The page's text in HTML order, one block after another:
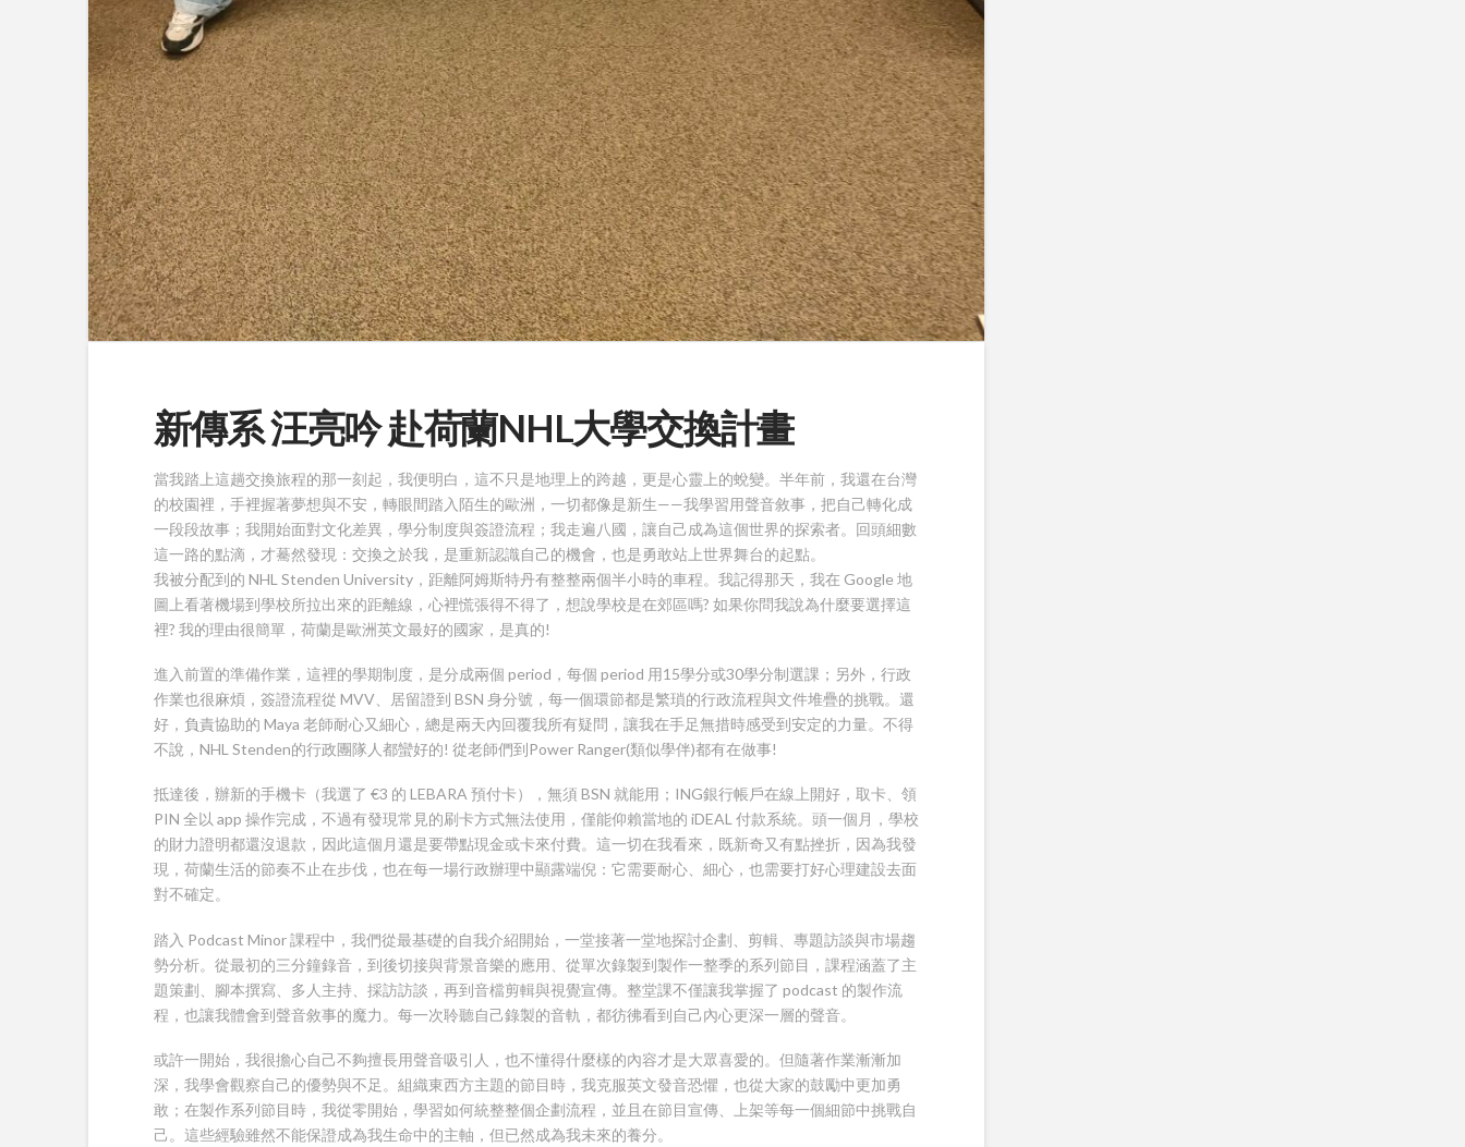
新傳系 汪亮吟 赴荷蘭NHL大學交換計畫
當我踏上這趟交換旅程的那一刻起，我便明白，這不只是地理上的跨越，更是心靈上的蛻變。半年前，我還在台灣
的校園裡，手裡握著夢想與不安，轉眼間踏入陌生的歐洲，一切都像是新生——我學習用聲音敘事，把自己轉化成
一段段故事；我開始面對文化差異，學分制度與簽證流程；我走遍八國，讓自己成為這個世界的探索者。回頭細數
這一路的點滴，才驀然發現：交換之於我，是重新認識自己的機會，也是勇敢站上世界舞台的起點。
我被分配到的 NHL Stenden University，距離阿姆斯特丹有整整兩個半小時的車程。我記得那天，我在 Google 地
圖上看著機場到學校所拉出來的距離線，心裡慌張得不得了，想說學校是在郊區嗎? 如果你問我說為什麼要選擇這
裡? 我的理由很簡單，荷蘭是歐洲英文最好的國家，是真的!
進入前置的準備作業，這裡的學期制度，是分成兩個 period，每個 period 用15學分或30學分制選課；另外，行政
作業也很麻煩，簽證流程從 MVV、居留證到 BSN 身分號，每一個環節都是繁瑣的行政流程與文件堆疊的挑戰。還
好，負責協助的 Maya 老師耐心又細心，總是兩天內回覆我所有疑問，讓我在手足無措時感受到安定的力量。不得
不說，NHL Stenden的行政團隊人都蠻好的! 從老師們到Power Ranger(類似學伴)都有在做事!
抵達後，辦新的手機卡（我選了 €3 的 LEBARA 預付卡），無須 BSN 就能用；ING銀行帳戶在線上開好，取卡、領
PIN 全以 app 操作完成，不過有發現常見的刷卡方式無法使用，僅能仰賴當地的 iDEAL 付款系統。頭一個月，學校
的財力證明都還沒退款，因此這個月還是要帶點現金或卡來付費。這一切在我看來，既新奇又有點挫折，因為我發
現，荷蘭生活的節奏不止在步伐，也在每一場行政辦理中顯露端倪：它需要耐心、細心，也需要打好心理建設去面
對不確定。
踏入 Podcast Minor 課程中，我們從最基礎的自我介紹開始，一堂接著一堂地探討企劃、剪輯、專題訪談與市場趨
勢分析。從最初的三分鐘錄音，到後切接與背景音樂的應用、從單次錄製到製作一整季的系列節目，課程涵蓋了主
題策劃、腳本撰寫、多人主持、採訪訪談，再到音檔剪輯與視覺宣傳。整堂課不僅讓我掌握了 podcast 的製作流
程，也讓我體會到聲音敘事的魔力。每一次聆聽自己錄製的音軌，都彷彿看到自己內心更深一層的聲音。
或許一開始，我很擔心自己不夠擅長用聲音吸引人，也不懂得什麼樣的內容才是大眾喜愛的。但隨著作業漸漸加
深，我學會觀察自己的優勢與不足。組織東西方主題的節目時，我克服英文發音恐懼，也從大家的鼓勵中更加勇
敢；在製作系列節目時，我從零開始，學習如何統整整個企劃流程，並且在節目宣傳、上架等每一個細節中挑戰自
己。這些經驗雖然不能保證成為我生命中的主軸，但已然成為我未來的養分。